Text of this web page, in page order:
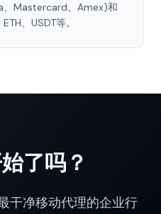
、Mastercard、Amex)和
、USDT等。
了吗？
干净移动代理的企业行